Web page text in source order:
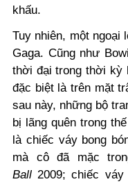
khấu.
Tuy nhiên, một ngoại
Gaga. Cũng như
thời đại trong thời kỳ
đặc biệt là trên mặt
sau này, những bộ
bị lãng quên trong
là chiếc váy bong
mà cô đã mặc
Ball 2009; chiếc